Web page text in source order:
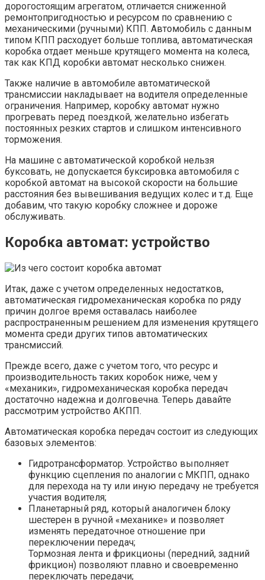
дорогостоящим агрегатом, отличается сниженной
ремонтопригодностью и ресурсом по сравнению с
механическими (ручными) КПП. Автомобиль с данным
типом КПП расходует больше топлива, автоматическая
коробка отдает меньше крутящего момента на колеса,
так как КПД коробки автомат несколько снижен.
Также наличие в автомобиле автоматической
трансмиссии накладывает на водителя определенные
ограничения. Например, коробку автомат нужно
прогревать перед поездкой, желательно избегать
постоянных резких стартов и слишком интенсивного
торможения.
На машине с автоматической коробкой нельзя
буксовать, не допускается буксировка автомобиля с
коробкой автомат на высокой скорости на большие
расстояния без вывешивания ведущих колес и т.д. Еще
добавим, что такую коробку сложнее и дороже
обслуживать.
Коробка автомат: устройство
Итак, даже с учетом определенных недостатков,
автоматическая гидромеханическая коробка по ряду
причин долгое время оставалась наиболее
распространенным решением для изменения крутящего
момента среди других типов автоматических
трансмиссий.
Прежде всего, даже с учетом того, что ресурс и
производительность таких коробок ниже, чем у
«механики», гидромеханическая коробка передач
достаточно надежна и долговечна. Теперь давайте
рассмотрим устройство АКПП.
Автоматическая коробка передач состоит из следующих
базовых элементов:
Гидротрансформатор. Устройство выполняет
функцию сцепления по аналогии с МКПП, однако
для перехода на ту или иную передачу не требуется
участия водителя;
Планетарный ряд, который аналогичен блоку
шестерен в ручной «механике» и позволяет
изменять передаточное отношение при
переключении передач;
Тормозная лента и фрикционы (передний, задний
фрикцион) позволяют плавно и своевременно
переключать передачи;